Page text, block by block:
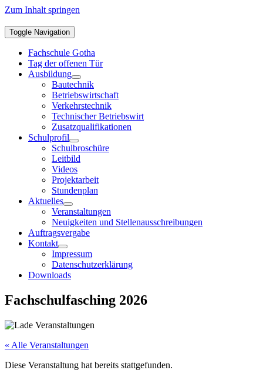
Zum Inhalt springen
Toggle Navigation
Fachschule Gotha
Tag der offenen Tür
Ausbildung
Bautechnik
Betriebswirtschaft
Verkehrstechnik
Technischer Betriebswirt
Zusatzqualifikationen
Schulprofil
Schulbroschüre
Leitbild
Videos
Projektarbeit
Stundenplan
Aktuelles
Veranstaltungen
Neuigkeiten und Stellenausschreibungen
Auftragsvergabe
Kontakt
Impressum
Datenschutzerklärung
Downloads
Fachschulfasching 2026
« Alle Veranstaltungen
Diese Veranstaltung hat bereits stattgefunden.